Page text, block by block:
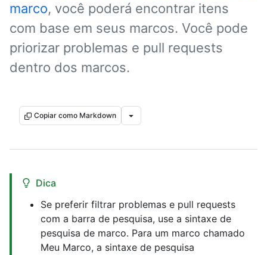
marco, você poderá encontrar itens
com base em seus marcos. Você pode
priorizar problemas e pull requests
dentro dos marcos.
Copiar como Markdown
Dica
Se preferir filtrar problemas e pull requests
com a barra de pesquisa, use a sintaxe de
pesquisa de marco. Para um marco chamado
Meu Marco, a sintaxe de pesquisa